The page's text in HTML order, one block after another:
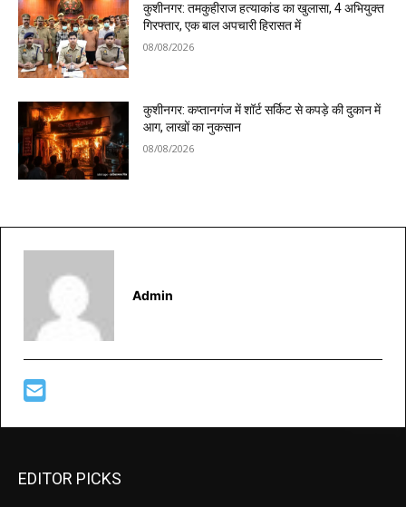
कुशीनगर: तमकुहीराज हत्याकांड का खुलासा, 4 अभियुक्त
गिरफ्तार, एक बाल अपचारी हिरासत में
08/08/2026
कुशीनगर: कप्तानगंज में शॉर्ट सर्किट से कपड़े की दुकान में
आग, लाखों का नुकसान
08/08/2026
Admin
EDITOR PICKS